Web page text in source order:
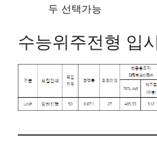
두 선택가능
수능위주전형 입